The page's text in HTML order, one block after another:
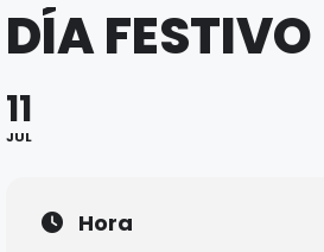
DÍA FESTIVO
11
JUL
Hora